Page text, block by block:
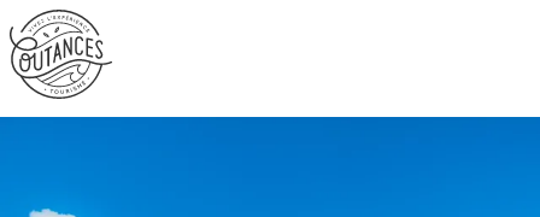
Aller
au
contenu
principal